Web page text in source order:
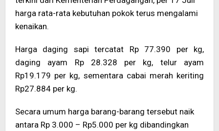
harga rata-rata kebutuhan pokok terus mengalami
kenaikan.
Harga daging sapi tercatat Rp 77.390 per kg,
daging ayam Rp 28.328 per kg, telur ayam
Rp19.179 per kg, sementara cabai merah keriting
Rp27.884 per kg.
Secara umum harga barang-barang tersebut naik
antara Rp 3.000 – Rp5.000 per kg dibandingkan